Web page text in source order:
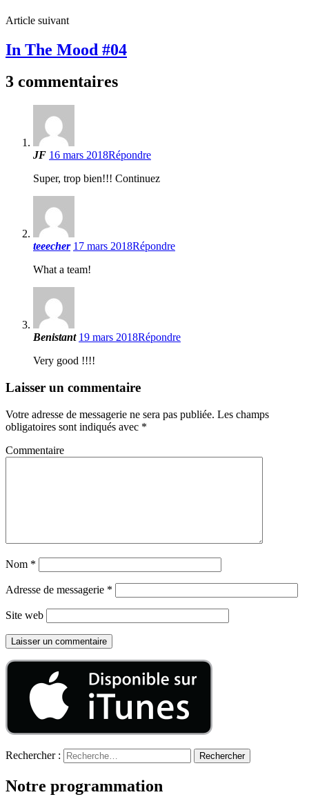
Article suivant
In The Mood #04
3 commentaires
JF 16 mars 2018Répondre
Super, trop bien!!! Continuez
teeecher 17 mars 2018Répondre
What a team!
Benistant 19 mars 2018Répondre
Very good !!!!
Laisser un commentaire
Votre adresse de messagerie ne sera pas publiée. Les champs
obligatoires sont indiqués avec *
Commentaire
Nom *
Adresse de messagerie *
Site web
Rechercher :
Notre programmation